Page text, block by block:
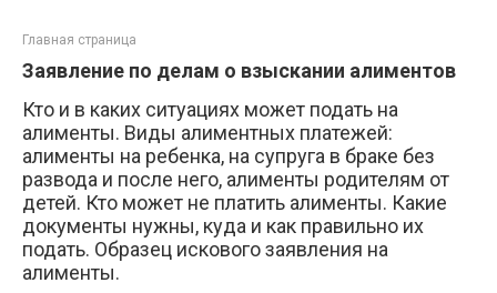
Главная страница
Заявление по делам о взыскании алиментов
Кто и в каких ситуациях может подать на
алименты. Виды алиментных платежей:
алименты на ребенка, на супруга в браке без
развода и после него, алименты родителям от
детей. Кто может не платить алименты. Какие
документы нужны, куда и как правильно их
подать. Образец искового заявления на
алименты.